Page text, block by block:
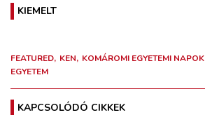
KIEMELT
FEATURED KEN KOMÁROMI EGYETEMI NAPOK
EGYETEM
KAPCSOLÓDÓ CIKKEK